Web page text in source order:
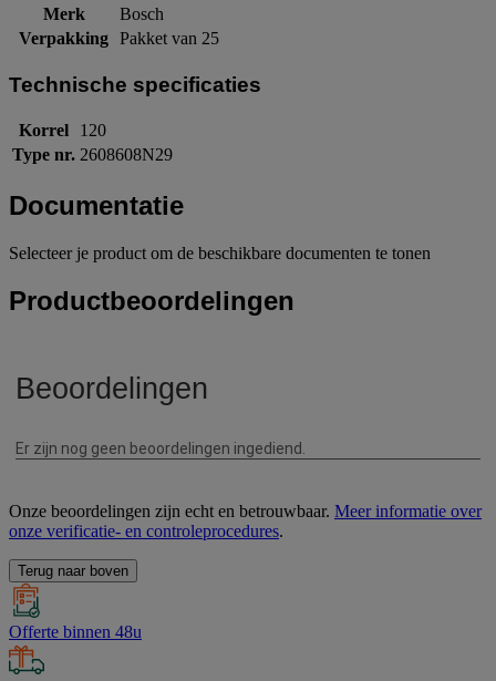
Merk
Bosch
Verpakking Pakket van 25
Technische specificaties
Korrel
120
Type nr. 2608608N29
Documentatie
Selecteer je product om de beschikbare documenten te tonen
Productbeoordelingen
Onze beoordelingen zijn echt en betrouwbaar. Meer informatie over
onze verificatie- en controleprocedures.
Terug naar boven
Offerte binnen 48u